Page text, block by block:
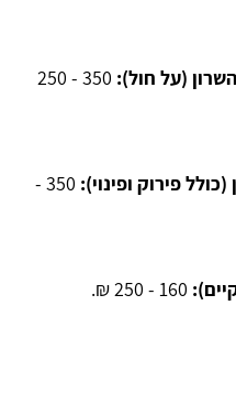
(על חול):
350 - 250
פירוק ופינוי):
350 -
160 - 250 ₪.